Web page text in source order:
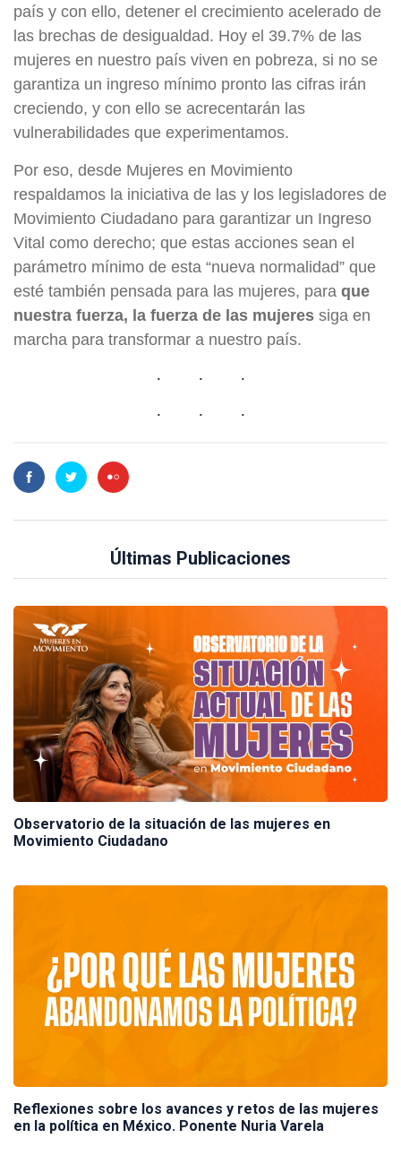
país y con ello, detener el crecimiento acelerado de
las brechas de desigualdad. Hoy el 39.7% de las
mujeres en nuestro país viven en pobreza, si no se
garantiza un ingreso mínimo pronto las cifras irán
creciendo, y con ello se acrecentarán las
vulnerabilidades que experimentamos.
Por eso, desde Mujeres en Movimiento
respaldamos la iniciativa de las y los legisladores de
Movimiento Ciudadano para garantizar un Ingreso
Vital como derecho; que estas acciones sean el
parámetro mínimo de esta “nueva normalidad” que
esté también pensada para las mujeres, para que
nuestra fuerza, la fuerza de las mujeres siga en
marcha para transformar a nuestro país.
Últimas Publicaciones
Observatorio de la situación de las mujeres en
Movimiento Ciudadano
Reflexiones sobre los avances y retos de las mujeres
en la política en México. Ponente Nuria Varela